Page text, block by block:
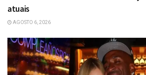
atuais
AGOSTO 6, 2026